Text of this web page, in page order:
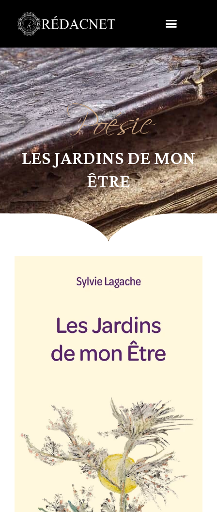
Poésie
LES JARDINS DE MON
ÊTRE